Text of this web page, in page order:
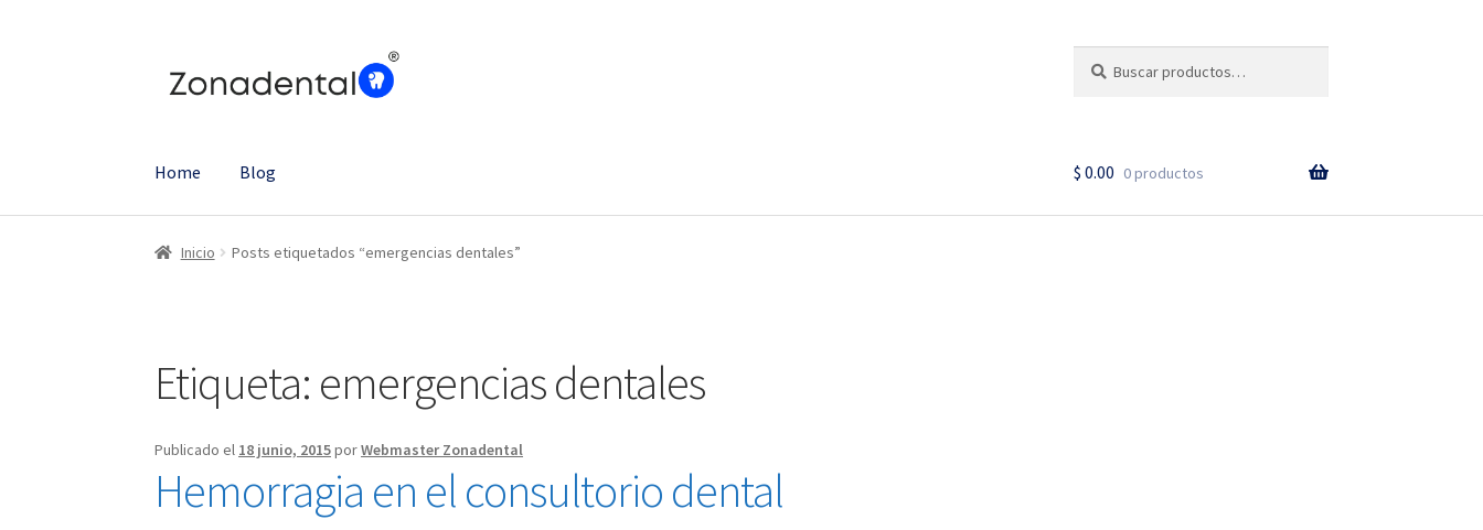
por:
Home Blog $ 0.00 0 productos
Inicio Posts etiquetados “emergencias dentales”
Etiqueta: emergencias dentales
Publicado el 18 junio, 2015porWebmaster Zonadental
Hemorragia en el consultorio dental